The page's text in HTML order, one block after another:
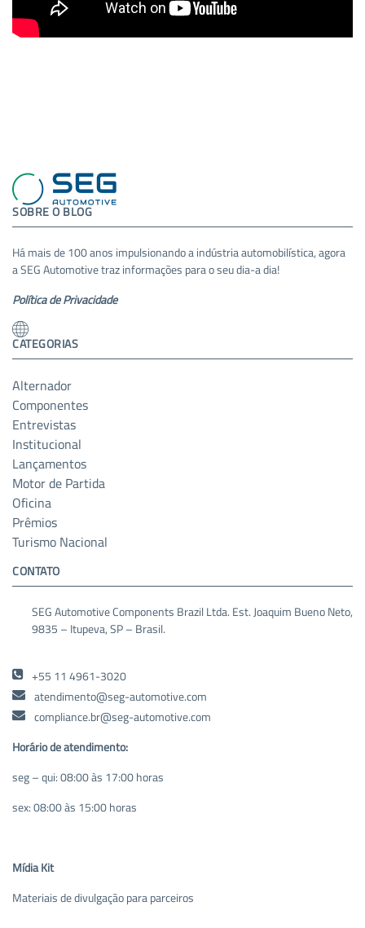
SOBRE O BLOG
Há mais de 100 anos impulsionando a indústria automobilística, agora
a SEG Automotive traz informações para o seu dia-a dia!
Política de Privacidade
CATEGORIAS
Alternador
Componentes
Entrevistas
Institucional
Lançamentos
Motor de Partida
Oficina
Prêmios
Turismo Nacional
CONTATO
SEG Automotive Components Brazil Ltda. Est. Joaquim Bueno Neto,
9835 – Itupeva, SP – Brasil.
+55 11 4961-3020
atendimento@seg-automotive.com
compliance.br@seg-automotive.com
Horário de atendimento:
seg – qui: 08:00 às 17:00 horas
sex: 08:00 às 15:00 horas
Mídia Kit
Materiais de divulgação para parceiros